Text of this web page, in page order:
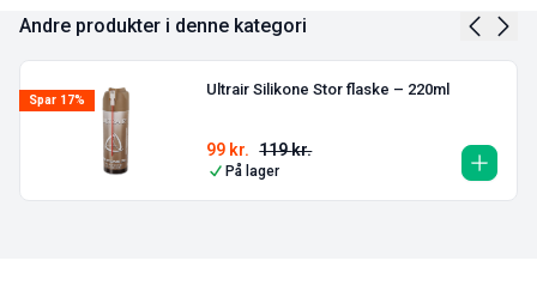
Andre produkter i denne kategori
Spar 17%
Ultrair Silikone Stor flaske – 220ml
119kr.
99 kr.
På lager